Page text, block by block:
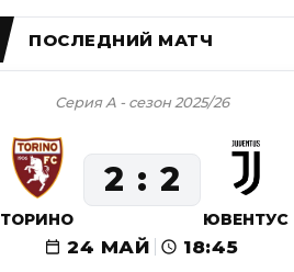
Серия А - сезон 2025/26
24 МАЙ 18:45
ТОРИНО
2 2
ЮВЕНТУС